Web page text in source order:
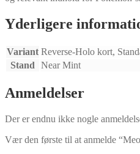
Yderligere
Variant Reverse-Holo kort,
Stand
Near Mint
Anmeldelser
Der er endnu ikke nogle
Vær den første til at anmelde